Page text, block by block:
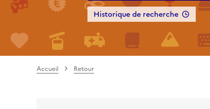
Historique de recherche
Accueil Retour